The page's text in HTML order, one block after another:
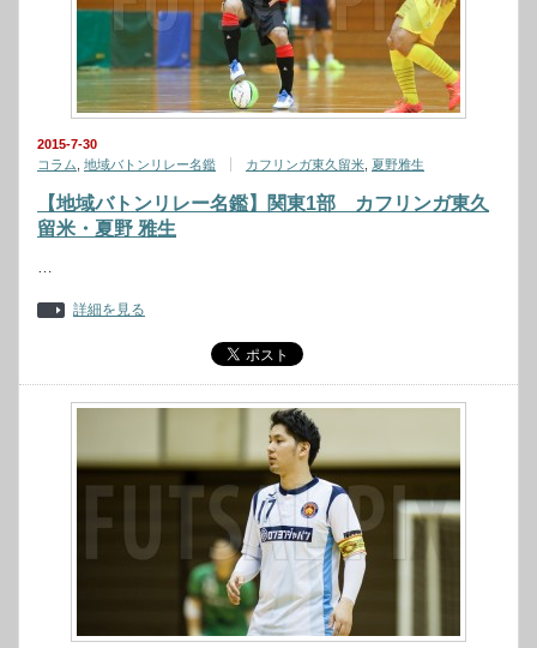
2015-7-30
コラム 地域バトンリレー名鑑 カフリンガ東久留米 夏野雅生
【地域バトンリレー名鑑】関東1部 カフリンガ東久
留米・夏野 雅生
…
詳細を見る